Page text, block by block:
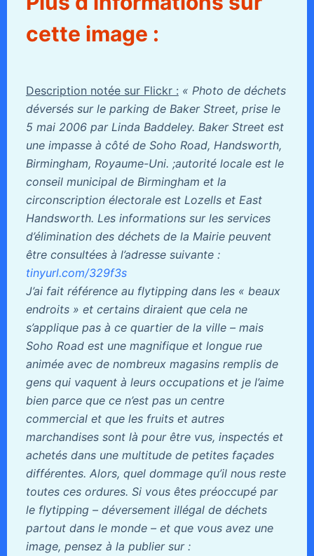
cette image :
Description notée sur Flickr : « Photo de déchets
déversés sur le parking de Baker Street, prise le
5 mai 2006 par Linda Baddeley. Baker Street est
une impasse à côté de Soho Road, Handsworth,
Birmingham, Royaume-Uni. ;autorité locale est le
conseil municipal de Birmingham et la
circonscription électorale est Lozells et East
Handsworth. Les informations sur les services
d’élimination des déchets de la Mairie peuvent
être consultées à l’adresse suivante :
tinyurl.com/329f3s
J’ai fait référence au flytipping dans les « beaux
endroits » et certains diraient que cela ne
s’applique pas à ce quartier de la ville – mais
Soho Road est une magnifique et longue rue
animée avec de nombreux magasins remplis de
gens qui vaquent à leurs occupations et je l’aime
bien parce que ce n’est pas un centre
commercial et que les fruits et autres
marchandises sont là pour être vus, inspectés et
achetés dans une multitude de petites façades
différentes. Alors, quel dommage qu’il nous reste
toutes ces ordures. Si vous êtes préoccupé par
le flytipping – déversement illégal de déchets
partout dans le monde – et que vous avez une
image, pensez à la publier sur :